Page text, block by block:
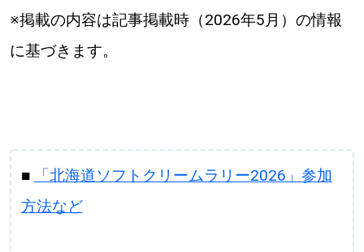
※掲載の内容は記事掲載時（2026年5月）の情報
に基づきます。
■
「北海道ソフトクリームラリー2026」参加
方法など